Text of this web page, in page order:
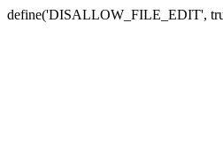
define('DISALLOW_FILE_EDIT',